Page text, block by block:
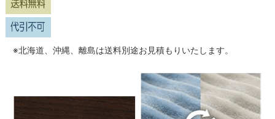
※北海道、沖縄、離島は送料別途お見積もりいたします。